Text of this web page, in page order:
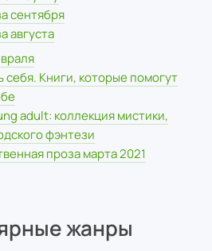
себя. Книги, которые помогут
adult: коллекция мистики,
фэнтези
проза марта 2021
сентября
августа
жанры